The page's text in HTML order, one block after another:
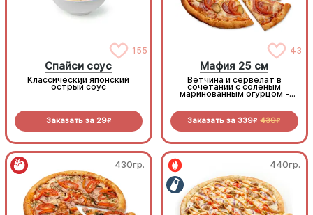
155
Спайси соус
Классический японский
острый соус
Заказать за 29R
43
Мафия 25 см
Ветчина и сервелат в
сочетании с соленым
маринованным огурцом -
невероятное сочетание,
попробовать!
Заказать за 339R 439R
430гр. 440гр.